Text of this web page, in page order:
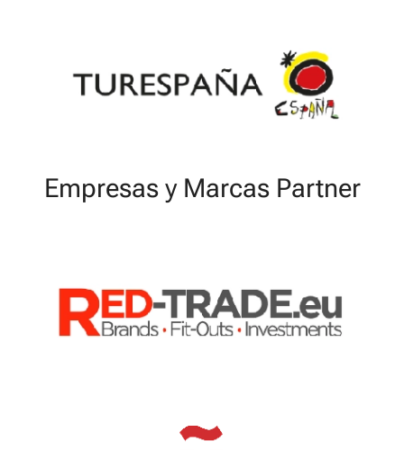
Empresas y Marcas Partner